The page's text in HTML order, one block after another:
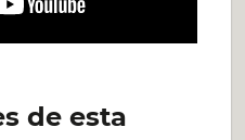
de esta